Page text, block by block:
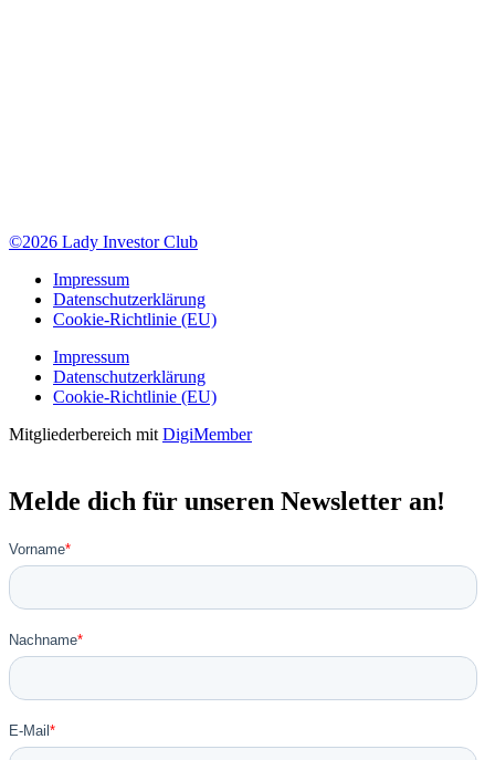
©2026 Lady Investor Club
Impressum
Datenschutzerklärung
Cookie-Richtlinie (EU)
Impressum
Datenschutzerklärung
Cookie-Richtlinie (EU)
Mitgliederbereich mit DigiMember
Melde dich für unseren Newsletter an!